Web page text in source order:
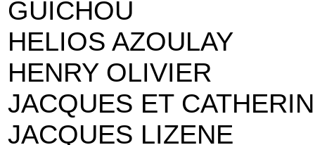
GUICHOU
HELIOS AZOULAY
HENRY OLIVIER
JACQUES ET
JACQUES LIZENE